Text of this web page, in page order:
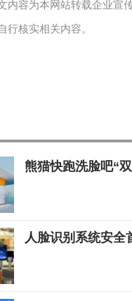
内容为本网站转载企业宣
行核实相关内容。
熊猫快跑洗脸吧“
人脸识别系统安全